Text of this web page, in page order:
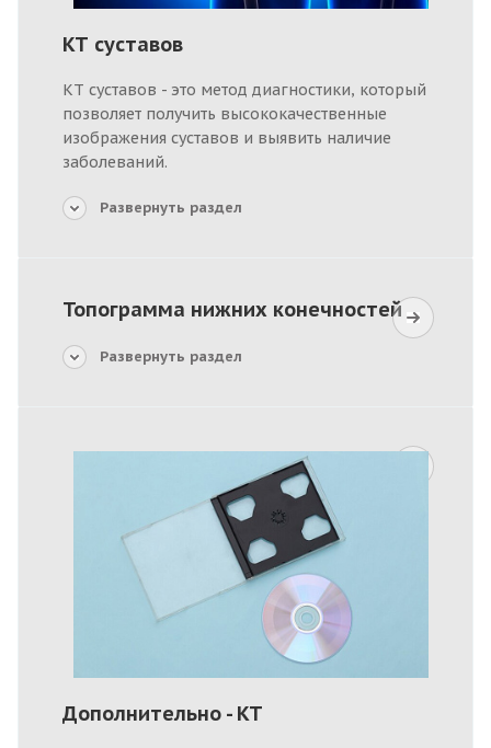
КТ суставов
КТ суставов - это метод диагностики, который
позволяет получить высококачественные
изображения суставов и выявить наличие
заболеваний.
Развернуть раздел
Топограмма нижних конечностей
Развернуть раздел
Дополнительно - КТ